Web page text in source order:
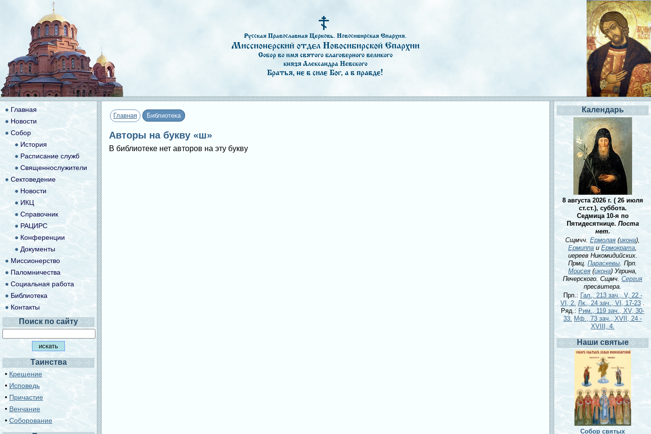
Главная Библиотека
Авторы на букву «ш»
В библиотеке нет авторов на эту букву
● Главная
● Новости
● Собор
● История
● Расписание служб
● Священнослужители
● Сектоведение
● Новости
●ИКЦ
● Справочник
● РАЦИРС
● Конференции
● Документы
●Миссионерство
● Паломничества
●Социальная работа
● Библиотека
● Контакты
Поиск по сайту
Таинства
• Крещение
• Исповедь
• Причастие
• Венчание
• Соборование
Календарь
8 августа 2026 г. ( 26 июля
ст.ст.), суббота.
Седмица 10-я по
Пятидесятнице. Поста
нет.
Сщмчч. Ермолая (икона),
Ермиппа и Ермократа,
иереев Никомидийских.
Прмц.Параскевы. Прп.
Моисея (икона) Угрина,
Печерского. Сщмч. Сергия
пресвитера.
Прп.: Гал., 213 зач., V, 22 -
VI, 2. Лк., 24 зач., VI, 17-23 .
Ряд.: Рим., 119 зач., XV, 30-
33. Мф., 73 зач., XVII, 24 -
XVIII, 4.
Наши святые
Собор святых